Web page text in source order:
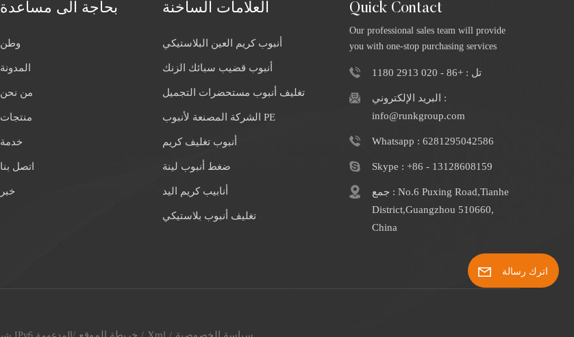
بحاجة الى مساعدة
وطن
المدونة
من نحن
منتجات
خدمة
اتصل بنا
خبر
العلامات الساخنة
أنبوب كريم العين البلاستيكي
أنبوب قضيب سبائك الزنك
تغليف أنبوب مستحضرات التجميل
الشركة المصنعة لأنبوب PE
أنبوب تغليف كريم
ضغط أنبوب لينة
أنابيب كريم اليد
تغليف أنبوب بلاستيكي
Quick Contact
Our professional sales team will provide
you with one-stop purchasing services
تل : +86 - 020 2913 1180
البريد الإلكتروني :
info@runkgroup.com
Whatsapp : 6281295042586
Skype : +86 - 13128608159
جمع : No.6 Puxing Road,Tianhe
District,Guangzhou 510660,
China
اترك رسالة